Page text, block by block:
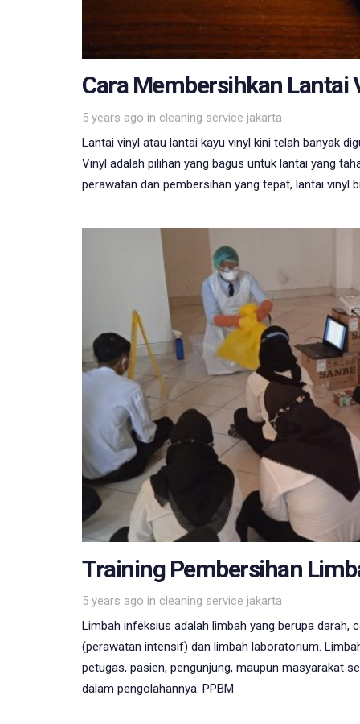
Cara Membersihkan Lantai
5 years ago in
Tags
cleaning service jakarta
Lantai vinyl atau lantai kayu vinyl kini telah banyak
Vinyl adalah pilihan yang bagus untuk lantai yang
perawatan dan pembersihan yang tepat, lantai vinyl
Training Pembersihan
5 years ago in
Tags
cleaning service jakarta
Limbah infeksius adalah limbah yang berupa darah,
(perawatan intensif) dan limbah laboratorium.
petugas, pasien, pengunjung, maupun masyarakat
dalam pengolahannya. PPBM